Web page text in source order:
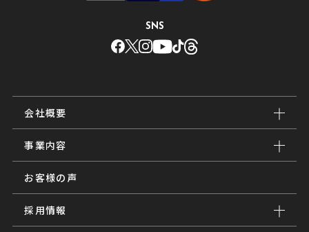
会社概要
事業内容
お客様の声
採用情報
SNS